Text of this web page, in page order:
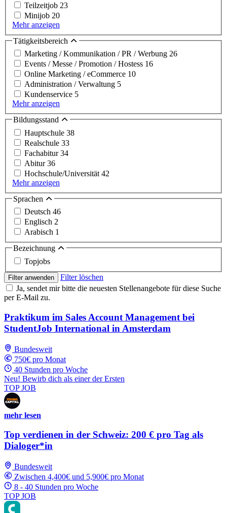
Teilzeitjob 23
Minijob 20
Mehr anzeigen
Tätigkeitsbereich
Marketing / Kommunikation / PR / Werbung 26
Events / Messe / Promotion / Hostess 16
Online Marketing / eCommerce 10
Administration / Verwaltung 5
Kundenservice 5
Mehr anzeigen
Bildungsstand
Hauptschule 38
Realschule 33
Fachabitur34
Abitur36
Hochschule/Universität 42
Mehr anzeigen
Sprachen
Deutsch 46
Englisch 2
Arabisch 1
Bezeichnung
Topjobs
Filter anwenden
Filter löschen
Ja, sendet mir bitte die neuesten Stellenangebote für diese Suche
per E-Mail zu.
Praktikum im Sales Account Management bei
StudentJob International in Amsterdam
Bundesweit
750€ pro Monat
40 Stunden pro Woche
Neu! Bewirb dich als einer der Ersten
TOP JOB
mehr lesen
Top verdienen in der Schweiz: 200 € pro Tag als
Dialoger*in
Bundesweit
Zwischen 4,400€ und 5,900€ pro Monat
8 - 40 Stunden pro Woche
TOP JOB